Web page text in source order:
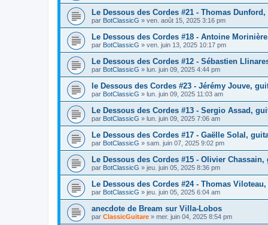
Le Dessous des Cordes #21 - Thomas
par BotClassicG » ven. août 15, 2025 3:16 pm
Le Dessous des Cordes #18 - Antoine
par BotClassicG » ven. juin 13, 2025 10:17 pm
Le Dessous des Cordes #12 - Sébastien
par BotClassicG » lun. juin 09, 2025 4:44 pm
le Dessous des Cordes #23 - Jérémy Jouve,
par BotClassicG » lun. juin 09, 2025 11:03 am
Le Dessous des Cordes #13 - Sergio Assad,
par BotClassicG » lun. juin 09, 2025 7:06 am
Le Dessous des Cordes #17 - Gaëlle Solal,
par BotClassicG » sam. juin 07, 2025 9:02 pm
Le Dessous des Cordes #15 - Olivier
par BotClassicG » jeu. juin 05, 2025 8:36 pm
Le Dessous des Cordes #24 - Thomas
par BotClassicG » jeu. juin 05, 2025 6:04 am
anecdote de Bream sur Villa-Lobos
par ClassicGuitare » mer. juin 04, 2025 8:54 pm